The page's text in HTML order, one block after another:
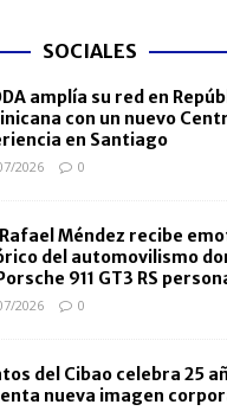
SOCIALES
amplía su red en
con un nuevo
en Santiago
2026 0
Méndez recibe
del automovilismo
911 GT3 RS
2026 0
del Cibao celebra 25
nueva imagen